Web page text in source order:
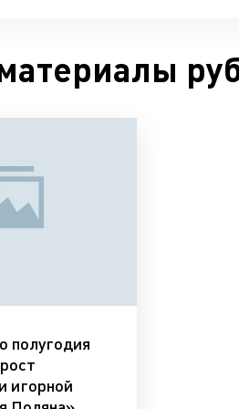
полугодия
игорной